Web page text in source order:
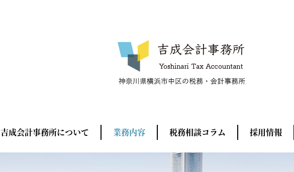
吉成会計事務所について 業務内容 税務相談コラム 採用情報